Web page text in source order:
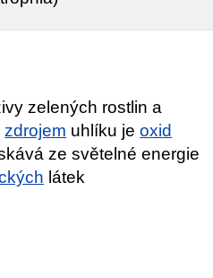
zelených rostlin a
zdrojem uhlíku jeoxid
ze světelné energie
látek